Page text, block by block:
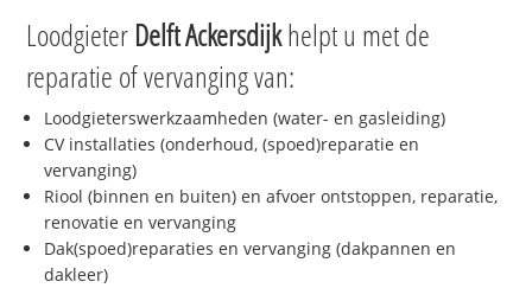
Loodgieter Delft Ackersdijkhelpt u met de
reparatie of vervanging van:
Loodgieterswerkzaamheden (water- en gasleiding)
CV installaties (onderhoud, (spoed)reparatie en
vervanging)
Riool (binnen en buiten) en afvoer ontstoppen, reparatie,
renovatie en vervanging
Dak(spoed)reparaties en vervanging (dakpannen en
dakleer)